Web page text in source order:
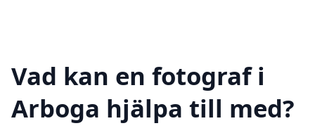
Vad kan en fotograf i
Arboga hjälpa till med?